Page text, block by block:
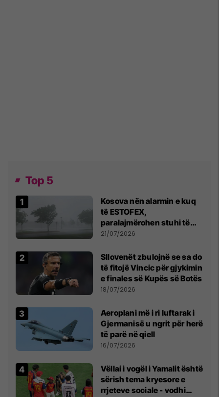
Top 5
Kosova nën alarmin e kuq
të ESTOFEX,
paralajmërohen stuhi të
fuqishme me breshër dhe
21/07/2026
Sllovenët zbulojnë se sa do
të fitojë Vincic për gjykimin
e finales së Kupës së Botës
18/07/2026
Aeroplani më i ri luftarak i
Gjermanisë u ngrit për herë
të parë në qiell
16/07/2026
Vëllai i vogël i Yamalit është
sërish tema kryesore e
rrjeteve sociale - vodhi